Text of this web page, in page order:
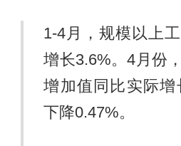
1-4月，规模以上
增长3.6%。4月份
增加值同比实际增
下降0.47%。